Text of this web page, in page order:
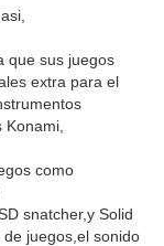
que sus juegos
extra para el
como
snatcher,y Solid
juegos,el sonido